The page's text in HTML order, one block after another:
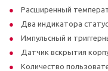
Расширенный
Два индикатора
Импульсный и
Датчик вскрытия
Количество